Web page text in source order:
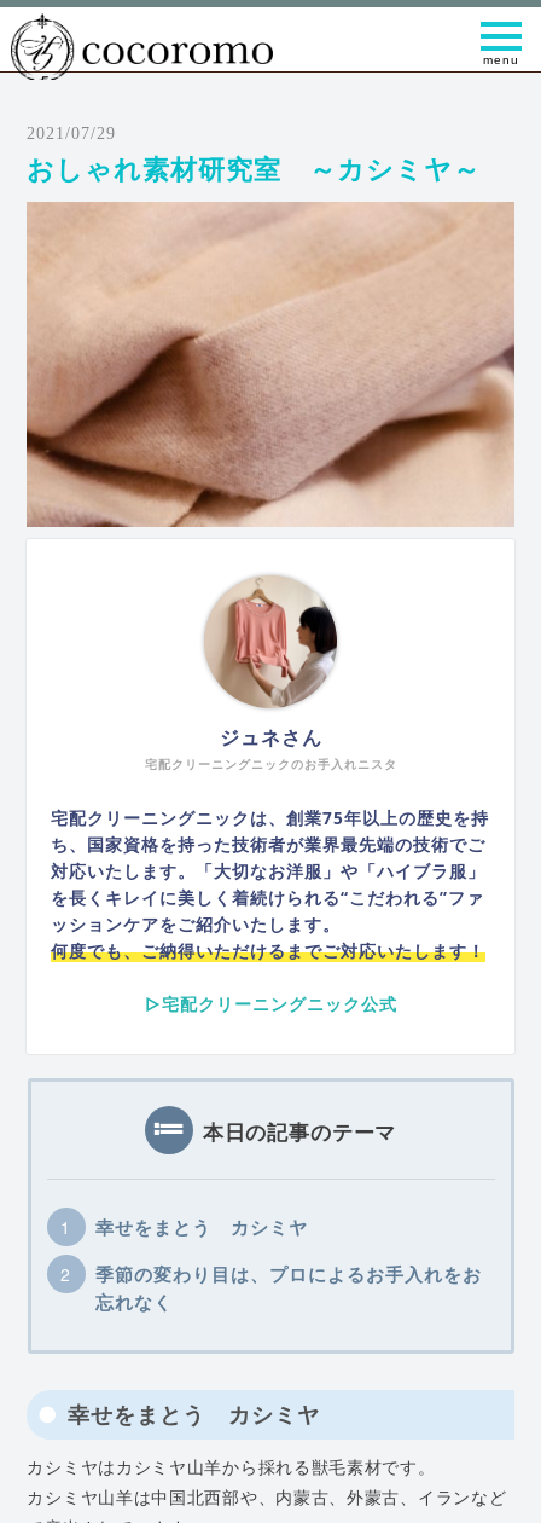
t
o
g
2021/07/29
おしゃれ素材研究室 ～カシミヤ～
ジュネさん
宅配クリーニングニックのお手入れニスタ
宅配クリーニングニックは、創業75年以上の歴史を持
ち、国家資格を持った技術者が業界最先端の技術でご
対応いたします。「大切なお洋服」や「ハイブラ服」
を長くキレイに美しく着続けられる“こだわれる”ファ
ッションケアをご紹介いたします。
何度でも、ご納得いただけるまでご対応いたします！
▷宅配クリーニングニック公式
本日の記事のテーマ
幸せをまとう カシミヤ
季節の変わり目は、プロによるお手入れをお
忘れなく
幸せをまとう カシミヤ
カシミヤはカシミヤ山羊から採れる獣毛素材です。
カシミヤ山羊は中国北西部や、内蒙古、外蒙古、イランなど